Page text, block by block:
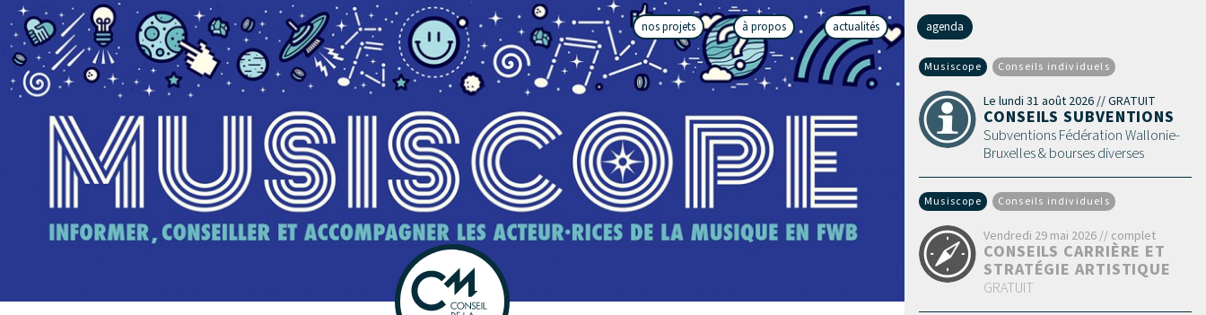
nos projets à propos actualités agenda
Musiscope Conseils individuels
Le lundi 31 août 2026 // GRATUIT
CONSEILS SUBVENTIONS
Subventions Fédération Wallonie-
Bruxelles & bourses diverses
Musiscope Conseils individuels
Vendredi 29 mai 2026 // complet
CONSEILS CARRIÈRE ET
STRATÉGIE ARTISTIQUE
GRATUIT